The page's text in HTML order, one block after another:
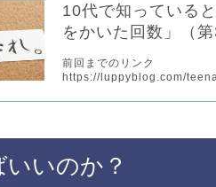
10代で知っている
をかいた回数」（第
前回までのリンク
https://luppyblog.com/
いのか？